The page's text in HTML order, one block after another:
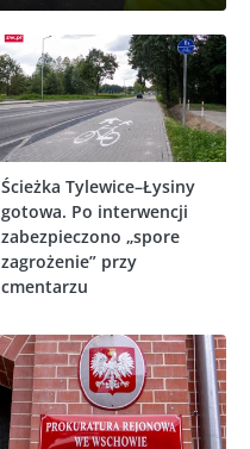
Ścieżka Tylewice–Łysiny
gotowa. Po interwencji
zabezpieczono „spore
zagrożenie” przy
cmentarzu